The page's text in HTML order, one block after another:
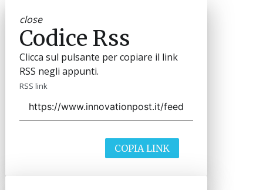
close
Codice Rss
Clicca sul pulsante per copiare il link
RSS negli appunti.
RSS link
COPIA LINK